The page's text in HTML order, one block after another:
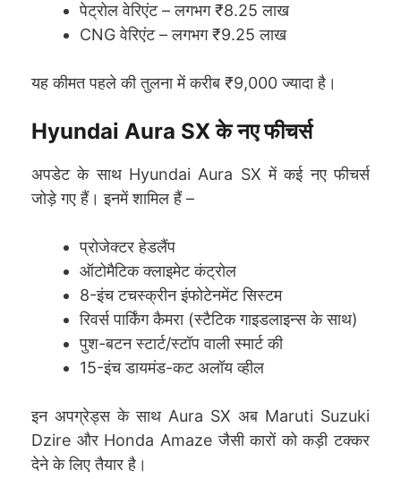
पेट्रोल वेरिएंट – लगभग ₹8.25 लाख
CNG वेरिएंट – लगभग ₹9.25 लाख
यह कीमत पहले की तुलना में करीब ₹9,000 ज्यादा है।
Hyundai Aura SX के नए फीचर्स
अपडेट के साथ Hyundai Aura SX में कई नए फीचर्स
जोड़े गए हैं। इनमें शामिल हैं –
प्रोजेक्टर हेडलैंप
ऑटोमैटिक क्लाइमेट कंट्रोल
8-इंच टचस्क्रीन इंफोटेनमेंट सिस्टम
रिवर्स पार्किंग कैमरा (स्टैटिक गाइडलाइन्स के साथ)
पुश-बटन स्टार्ट/स्टॉप वाली स्मार्ट की
15-इंच डायमंड-कट अलॉय व्हील
इन अपग्रेड्स के साथ Aura SX अब Maruti Suzuki
Dzire और Honda Amaze जैसी कारों को कड़ी टक्कर
देने के लिए तैयार है।